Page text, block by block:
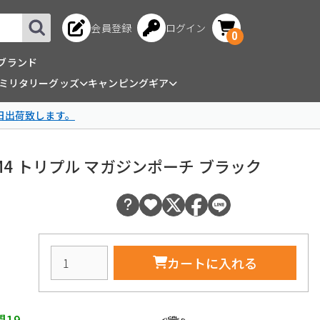
会員登録 ログイン
0
ランド
リタリーグッズ
キャンピングギア
荷致します。
トリプル マガジンポーチ ブラック
カートに入れる